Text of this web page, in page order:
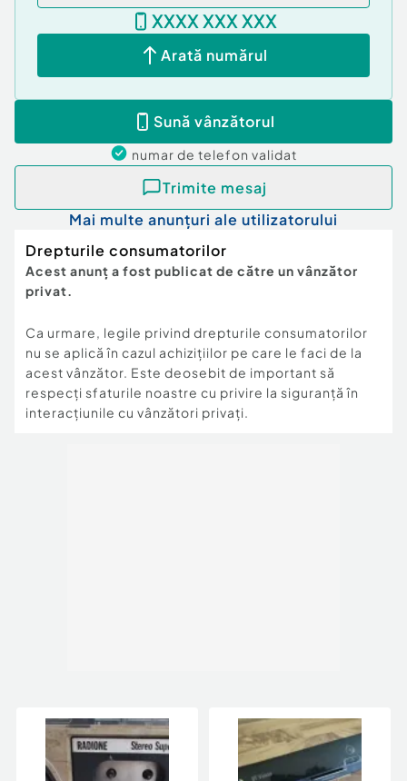
XXXX XXX XXX
Arată numărul
Sună vânzătorul
numar de telefon validat
Trimite mesaj
Mai multe anunțuri ale utilizatorului
Drepturile consumatorilor
Acest anunț a fost publicat de către un vânzător
privat.
Ca urmare, legile privind drepturile consumatorilor
nu se aplică în cazul achizițiilor pe care le faci de la
acest vânzător. Este deosebit de important să
respecți sfaturile noastre cu privire la siguranță în
interacțiunile cu vânzători privați.